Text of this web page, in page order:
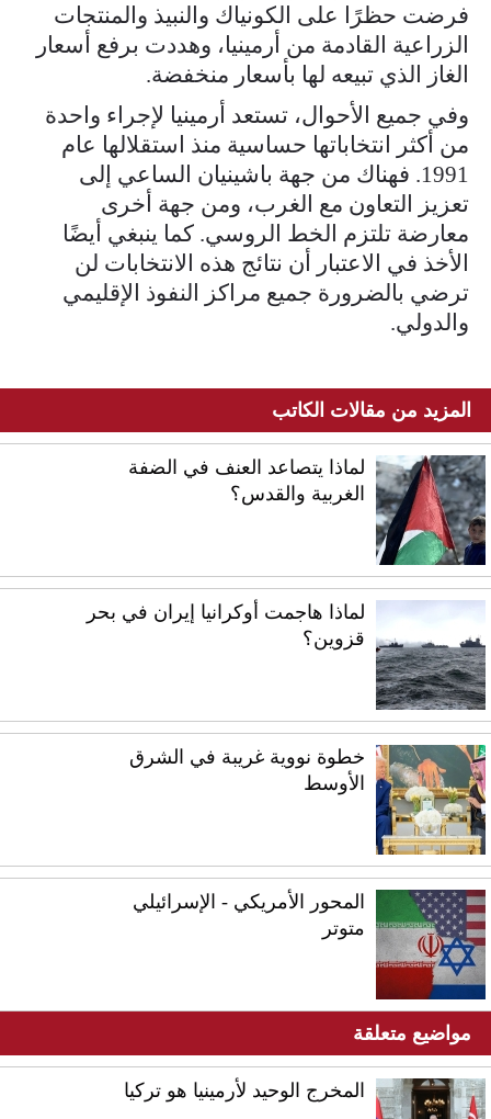
فرضت حظرًا على الكونياك والنبيذ والمنتجات
الزراعية القادمة من أرمينيا، وهددت برفع أسعار
الغاز الذي تبيعه لها بأسعار منخفضة.
وفي جميع الأحوال، تستعد أرمينيا لإجراء واحدة
من أكثر انتخاباتها حساسية منذ استقلالها عام
1991. فهناك من جهة باشينيان الساعي إلى
تعزيز التعاون مع الغرب، ومن جهة أخرى
معارضة تلتزم الخط الروسي. كما ينبغي أيضًا
الأخذ في الاعتبار أن نتائج هذه الانتخابات لن
ترضي بالضرورة جميع مراكز النفوذ الإقليمي
والدولي.
المزيد من مقالات الكاتب
لماذا يتصاعد العنف في الضفة
الغربية والقدس؟
لماذا هاجمت أوكرانيا إيران في بحر
قزوين؟
خطوة نووية غريبة في الشرق
الأوسط
المحور الأمريكي - الإسرائيلي
متوتر
مواضيع متعلقة
المخرج الوحيد لأرمينيا هو تركيا